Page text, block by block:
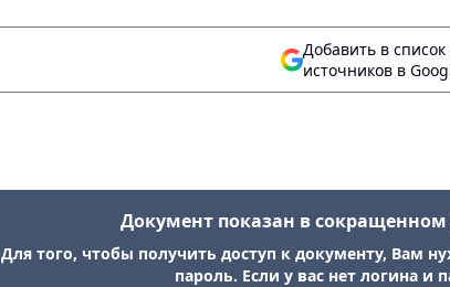
Добавить в
источников в
Документ показан в
Для того, чтобы получить доступ к документу, Вам
пароль. Если у вас нет логина и